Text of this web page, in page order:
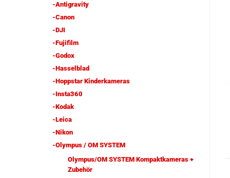
-Antigravity
-Canon
-DJI
-Fujifilm
-Godox
-Hasselblad
-Hoppstar Kinderkameras
-Insta360
-Kodak
-Leica
-Nikon
-Olympus / OM SYSTEM
Olympus/OM SYSTEM Kompaktkameras +
Zubehör